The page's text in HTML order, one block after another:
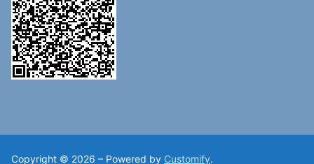
Copyright © 2026 – Powered by Customify.